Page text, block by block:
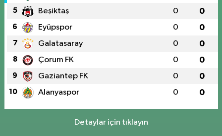
5 Beşiktaş 0 0
6 Eyüpspor 0 0
7 Galatasaray 0 0
8 Çorum FK 0 0
9 Gaziantep FK 0 0
10 Alanyaspor 0 0
Detaylar için tıklayın